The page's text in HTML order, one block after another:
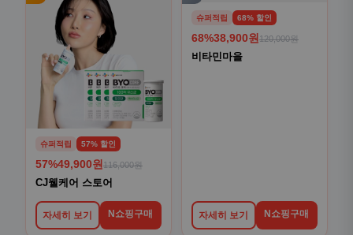
슈퍼적립 57% 할인
57%49,900원 116,000원
CJ웰케어 스토어
자세히 보기 N쇼핑구매
슈퍼적립 68% 할인
68%38,900원 120,000원
비타민마을
자세히 보기 N쇼핑구매